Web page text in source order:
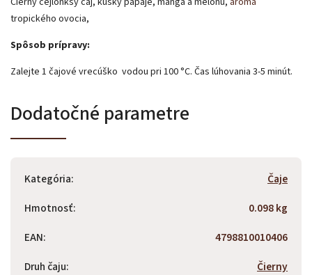
tropického ovocia,
Spôsob prípravy:
Zalejte 1 čajové vrecúško vodou pri 100 °C. Čas lúhovania 3-5 minút.
Dodatočné parametre
Kategória:
Čaje
Hmotnosť:
0.098 kg
EAN:
4798810010406
Druh čaju:
Čierny